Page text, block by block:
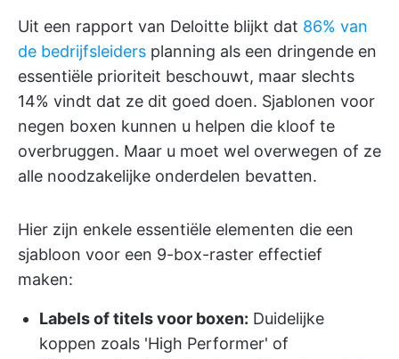
Uit een rapport van Deloitte blijkt dat 86% van
de bedrijfsleiders planning als een dringende en
essentiële prioriteit beschouwt, maar slechts
14% vindt dat ze dit goed doen. Sjablonen voor
negen boxen kunnen u helpen die kloof te
overbruggen. Maar u moet wel overwegen of ze
alle noodzakelijke onderdelen bevatten.
Hier zijn enkele essentiële elementen die een
sjabloon voor een 9-box-raster effectief
maken:
Labels of titels voor boxen: Duidelijke
koppen zoals 'High Performer' of